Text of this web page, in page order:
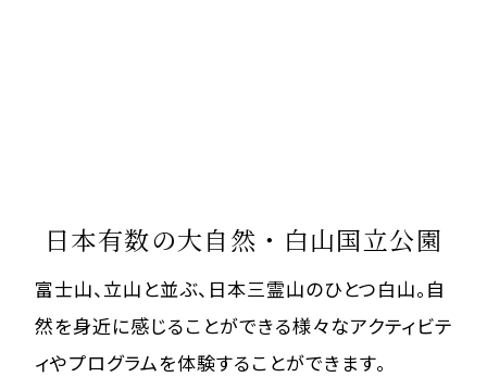
日本有数の大自然・白山国立公園
富士山、立山と並ぶ、日本三霊山のひとつ白山。 自
然を身近に感じることができる様々なアクティビテ
ィやプログラムを体験することができます。